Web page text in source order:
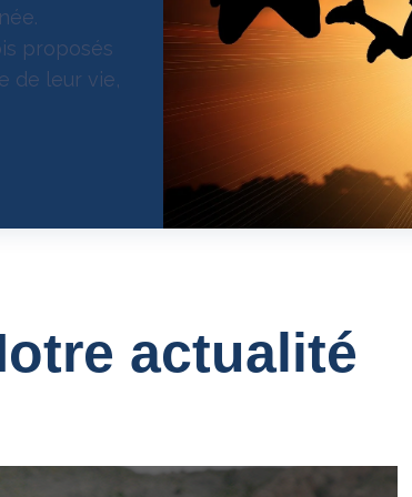
proposés
de leur vie,
actualité